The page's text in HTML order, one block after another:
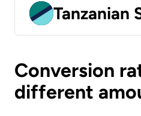
Tanzanian
Conversion
different